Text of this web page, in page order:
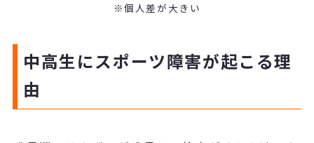
※個人差が大きい
中高生にスポーツ障害が起こる理
由